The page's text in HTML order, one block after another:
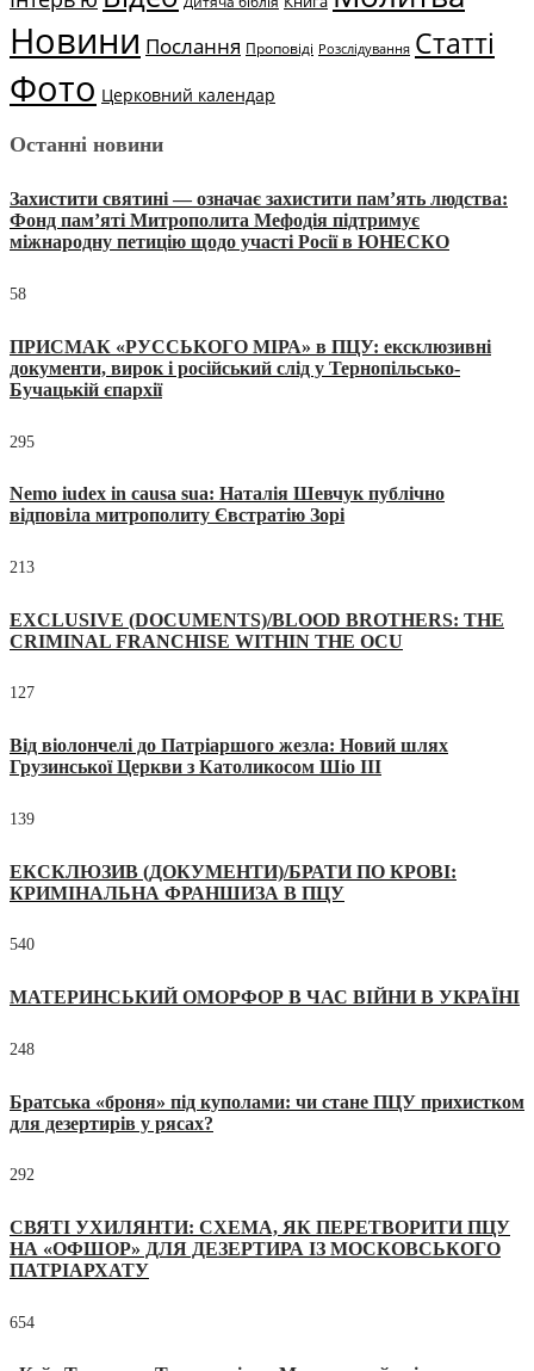
Новини Послання Проповіді Розслідування Статті
Фото Церковний календар
Останні новини
Захистити святині — означає захистити пам’ять людства:
Фонд пам’яті Митрополита Мефодія підтримує
міжнародну петицію щодо участі Росії в ЮНЕСКО
58
ПРИСМАК «РУССЬКОГО МІРА» в ПЦУ: ексклюзивні
документи, вирок і російський слід у Тернопільсько-
Бучацькій єпархії
295
Nemo iudex in causa sua: Наталія Шевчук публічно
відповіла митрополиту Євстратію Зорі
213
EXCLUSIVE (DOCUMENTS)/BLOOD BROTHERS: THE
CRIMINAL FRANCHISE WITHIN THE OCU
127
Від віолончелі до Патріаршого жезла: Новий шлях
Грузинської Церкви з Католикосом Шіо III
139
ЕКСКЛЮЗИВ (ДОКУМЕНТИ)/БРАТИ ПО КРОВІ:
КРИМІНАЛЬНА ФРАНШИЗА В ПЦУ
540
МАТЕРИНСЬКИЙ ОМОРФОР В ЧАС ВІЙНИ В УКРАЇНІ
248
Братська «броня» під куполами: чи стане ПЦУ прихистком
для дезертирів у рясах?
292
СВЯТІ УХИЛЯНТИ: СХЕМА, ЯК ПЕРЕТВОРИТИ ПЦУ
НА «ОФШОР» ДЛЯ ДЕЗЕРТИРА ІЗ МОСКОВСЬКОГО
ПАТРІАРХАТУ
654